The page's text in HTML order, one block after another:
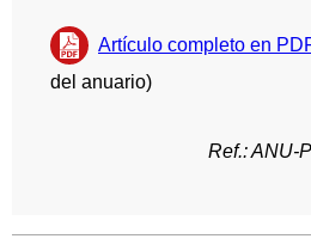
Artículo completo en
del anuario)
Ref.: ANU-